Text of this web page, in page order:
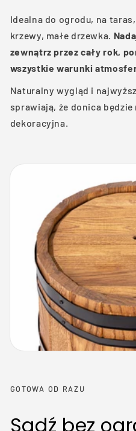
Idealna do ogrodu, na
krzewy, małe drzewka.
zewnątrz przez cały rok,
wszystkie warunki
Naturalny wygląd i
sprawiają, że donica
dekoracyjna.
GOTOWA OD RAZU
Sadź bez